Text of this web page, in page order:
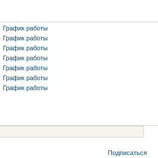
График работы
График работы
График работы
График работы
График работы
График работы
График работы
Подписаться